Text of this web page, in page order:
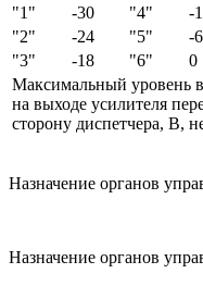
"1"
-30 "4" -
"2"
-24 "5" -6
"3"
-18 "6" 0
Максимальный уровень
на выходе усилителя
сторону диспетчера, В,
Назначение органов
Назначение органов